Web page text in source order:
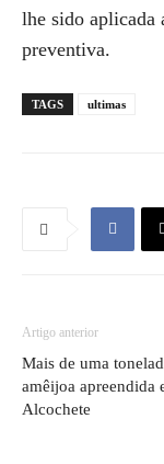
lhe sido aplicada
preventiva.
TAGS ultimas
Artigo anterior
Mais de uma
amêijoa apreendida
Alcochete